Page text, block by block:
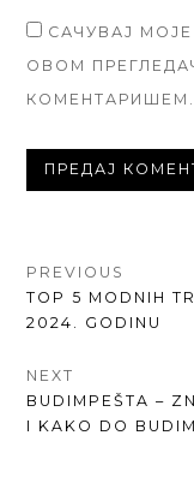
САЧУВАЈ
ОВОМ
КОМЕНТАРИШЕМ.
КРЕТАЊЕ
ЧЛАНКА
PREVIOUS
PREVIOUS
POST:
TOP 5 MODNIH
2024. GODINU
NEXT
NEXT
POST:
BUDIMPEŠTA –
I KAKO DO